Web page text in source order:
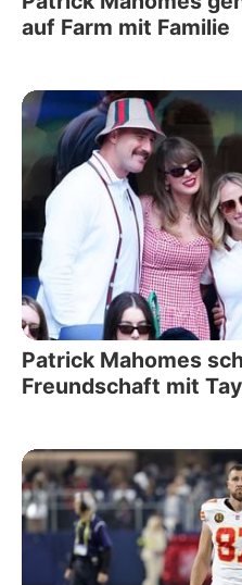
auf Farm mit Familie
Patrick Mahomes
Freundschaft mit